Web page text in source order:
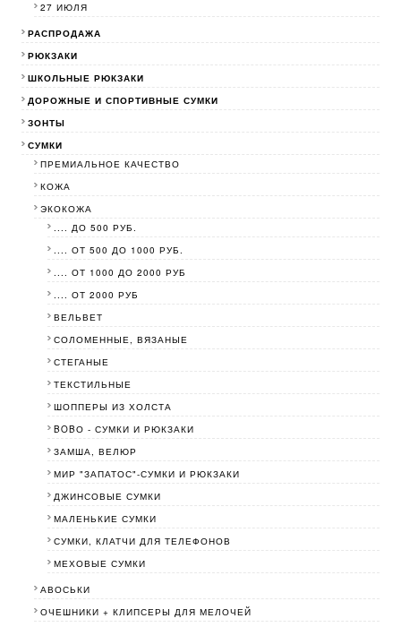
27 ИЮЛЯ
РАСПРОДАЖА
РЮКЗАКИ
ШКОЛЬНЫЕ РЮКЗАКИ
ДОРОЖНЫЕ И СПОРТИВНЫЕ СУМКИ
ЗОНТЫ
СУМКИ
ПРЕМИАЛЬНОЕ КАЧЕСТВО
КОЖА
ЭКОКОЖА
.... ДО 500 РУБ.
.... ОТ 500 ДО 1000 РУБ.
.... ОТ 1000 ДО 2000 РУБ
.... ОТ 2000 РУБ
ВЕЛЬВЕТ
СОЛОМЕННЫЕ, ВЯЗАНЫЕ
СТЕГАНЫЕ
ТЕКСТИЛЬНЫЕ
ШОППЕРЫ ИЗ ХОЛСТА
BOBО - СУМКИ И РЮКЗАКИ
ЗАМША, ВЕЛЮР
МИР "ЗАПАТОС"-СУМКИ И РЮКЗАКИ
ДЖИНСОВЫЕ СУМКИ
МАЛЕНЬКИЕ СУМКИ
СУМКИ, КЛАТЧИ ДЛЯ ТЕЛЕФОНОВ
МЕХОВЫЕ СУМКИ
АВОСЬКИ
ОЧЕШНИКИ + КЛИПСЕРЫ ДЛЯ МЕЛОЧЕЙ